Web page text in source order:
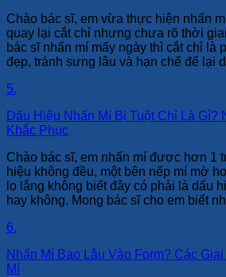
Chào bác sĩ, em vừa thực hiện nhấn
quay lại cắt chỉ nhưng chưa rõ thời
bác sĩ nhấn mí mấy ngày thì cắt chỉ là
đẹp, tránh sưng lâu và hạn chế để lại
5.
Dấu Hiệu Nhấn Mí Bị Tuột Chỉ Là Gì?
Khắc Phục
Chào bác sĩ, em nhấn mí được hơn 1
hiệu không đều, một bên nếp mí mờ
lo lắng không biết đây có phải là dấu
hay không. Mong bác sĩ cho em biết
6.
Nhấn Mí Bao Lâu Vào Form? Các
Mí